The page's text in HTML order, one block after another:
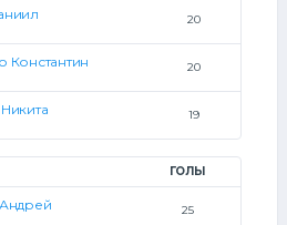
20
Константин 20
19
ГОЛЫ
25